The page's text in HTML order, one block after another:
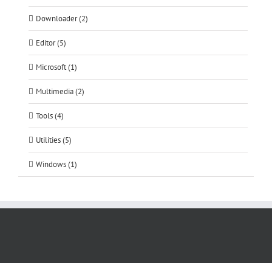
Downloader (2)
Editor (5)
Microsoft (1)
Multimedia (2)
Tools (4)
Utilities (5)
Windows (1)